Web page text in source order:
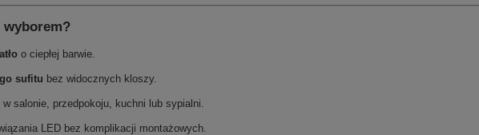
wyborem?
o ciepłej barwie.
sufitu bez widocznych kloszy.
w salonie, przedpokoju, kuchni lub sypialni.
LED bez komplikacji montażowych.